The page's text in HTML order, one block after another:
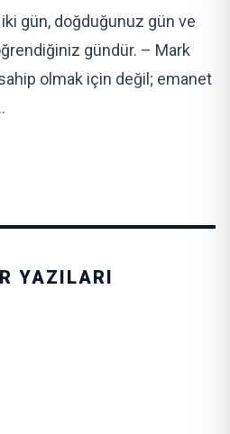
gün, doğduğunuz gün ve
gündür. – Mark
olmak için değil; emanet
YAZILARI